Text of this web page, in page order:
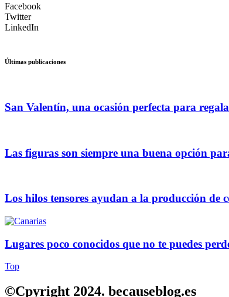
Facebook
Twitter
LinkedIn
Últimas publicaciones
San Valentín, una ocasión perfecta para
Las figuras son siempre una buena opción
Los hilos tensores ayudan a la producción de
Lugares poco conocidos que no te puedes
Top
©Cpyright 2024. becauseblog.es